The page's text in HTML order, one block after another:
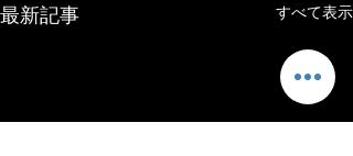
最新記事 すべて表示